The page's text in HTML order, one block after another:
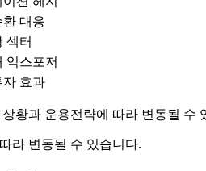
환 대응
섹터
익스포저
자 효과
황과 운용전략에 따라 변동될 수
라 변동될 수 있습니다.